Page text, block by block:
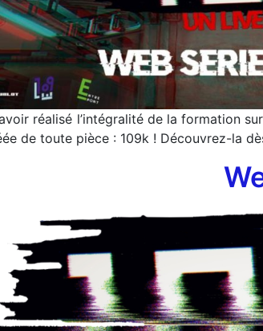
réalisé l’intégralité de la formation
de toute pièce : 109k ! Découvrez-la